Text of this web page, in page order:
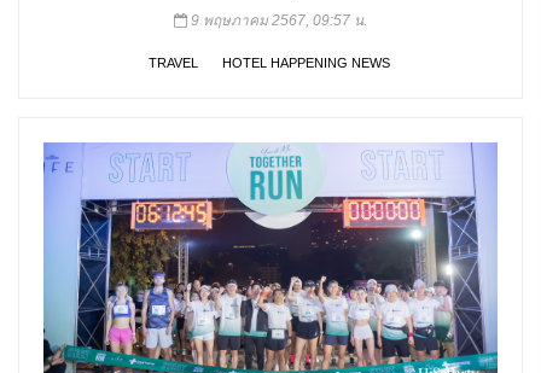
9 พฤษภาคม 2567, 09:57 น.
TRAVEL HOTEL HAPPENING NEWS